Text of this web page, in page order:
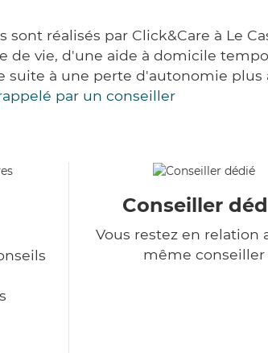
sont réalisés par Click&Care à Le
vie, d'une aide à domicile
suite à une perte d'autonomie plus
par un conseiller
Conseiller
Vous restez en relation
même conseiller